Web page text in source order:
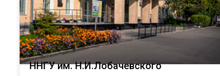
ННГУ им. Н.И.Лобачевского